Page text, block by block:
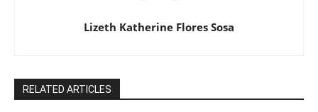
Lizeth Katherine Flores Sosa
RELATED ARTICLES